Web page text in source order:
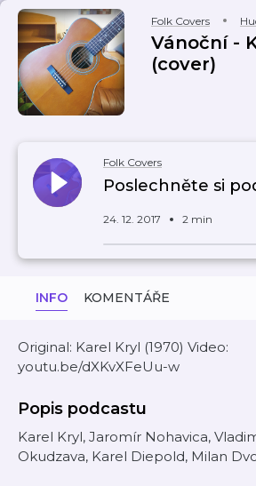
Folk Covers
Vánoční -
(cover)
Folk Covers
Poslechněte si
24. 12. 2017 2 min
INFO KOMENTÁŘE
Original: Karel Kryl (1970) Video:
youtu.be/dXKvXFeUu-w
Popis podcastu
Karel Kryl, Jaromír Nohavica,
Okudzava, Karel Diepold, Milan